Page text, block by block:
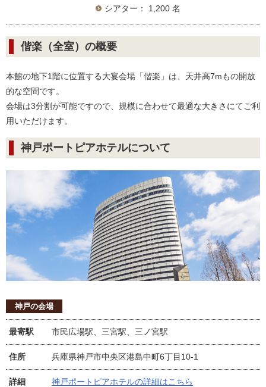
シアター： 1,200 名
偕楽（全室）の概要
本館の地下1階に位置する大宴会場「偕楽」は、天井高7mもの開放
的な空間です。
会場は3分割が可能ですので、規模に合わせて最適な大きさにてご利
用いただけます。
神戸ポートピアホテルについて
神戸の会場
最寄駅 市民広場駅、三宮駅、三ノ宮駅
住所 兵庫県神戸市中央区港島中町6丁目10-1
詳細 神戸ポートピアホテルの詳細はこちら